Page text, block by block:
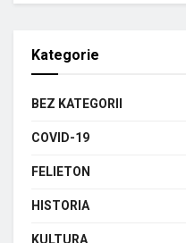
Kategorie
BEZ KATEGORII
COVID-19
FELIETON
HISTORIA
KULTURA